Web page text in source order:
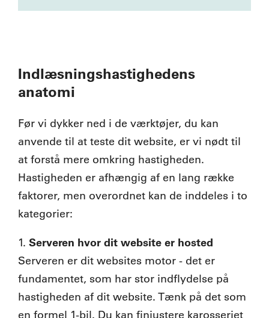
Indlæsningshastighedens
anatomi
Før vi dykker ned i de værktøjer, du kan
anvende til at teste dit website, er vi nødt til
at forstå mere omkring hastigheden.
Hastigheden er afhængig af en lang række
faktorer, men overordnet kan de inddeles i to
kategorier:
1. Serveren hvor dit website er hosted
Serveren er dit websites motor - det er
fundamentet, som har stor indflydelse på
hastigheden af dit website. Tænk på det som
en formel 1-bil. Du kan finjustere karosseriet